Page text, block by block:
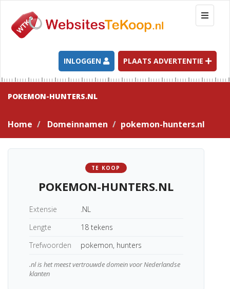
T
o
g
l
e
n
g
a
t
INLOGGEN PLAATS ADVERTENTIE
POKEMON-HUNTERS.NL
Home Domeinnamen pokemon-hunters.nl
TE KOOP
POKEMON-HUNTERS.NL
Extensie
.NL
Lengte
18 tekens
Trefwoorden
pokemon, hunters
.nl is het meest vertrouwde domein voor Nederlandse
klanten